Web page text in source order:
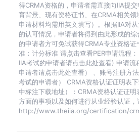
得CRMA资格的，申请者需直接向IIA提
育背景、现有资格证书、在CRMA相关
申请材料均需用英文填写）。根据IIA对
的认可情况，申请者将得到由此形成的
的申请者方可免试获得CRMA专业资格
准：计分标准 请点击查看PER申请流程
IIA考试的申请者请点击此处查看) 申请流
申请者请点击此处查看） 、账号注册方
考试的申请者） CRMA资格认证证明表
中标注下载地址）：CRMA资格认证证
方面的事项以及如何进行从业经验认证，
http://www.theiia.org/certification/